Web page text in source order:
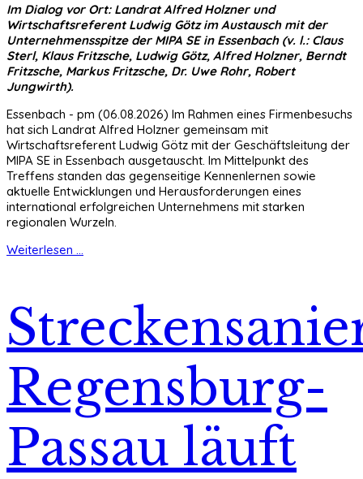
Im Dialog vor Ort: Landrat Alfred Holzner und
Wirtschaftsreferent Ludwig Götz im Austausch mit der
Unternehmensspitze der MIPA SE in Essenbach (v. l.: Claus
Sterl, Klaus Fritzsche, Ludwig Götz, Alfred Holzner, Berndt
Fritzsche, Markus Fritzsche, Dr. Uwe Rohr, Robert
Jungwirth).
Essenbach - pm (06.08.2026) Im Rahmen eines Firmenbesuchs
hat sich Landrat Alfred Holzner gemeinsam mit
Wirtschaftsreferent Ludwig Götz mit der Geschäftsleitung der
MIPA SE in Essenbach ausgetauscht. Im Mittelpunkt des
Treffens standen das gegenseitige Kennenlernen sowie
aktuelle Entwicklungen und Herausforderungen eines
international erfolgreichen Unternehmens mit starken
regionalen Wurzeln.
Weiterlesen ...
Regensburg-
Passau läuft